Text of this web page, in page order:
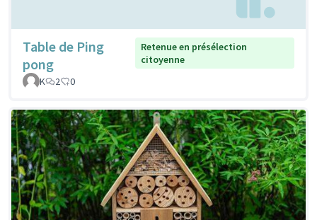
Table de Ping
pong
Retenue en présélection
citoyenne
K
2 0